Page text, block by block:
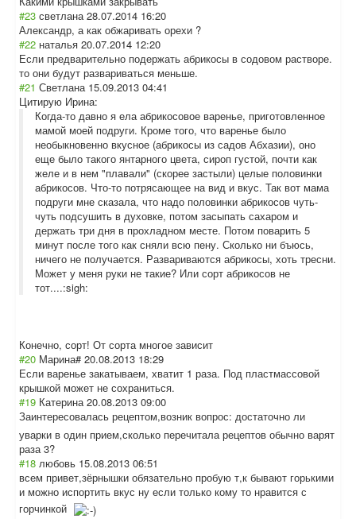
#23 светлана 28.07.2014 16:20
Александр, а как обжаривать орехи ?
#22 наталья 20.07.2014 12:20
Если предварительно подержать абрикосы в содовом растворе.
то они будут развариваться меньше.
#21 Светлана 15.09.2013 04:41
Цитирую Ирина:
Когда-то давно я ела абрикосовое варенье, приготовленное
мамой моей подруги. Кроме того, что варенье было
необыкновенно вкусное (абрикосы из садов Абхазии), оно
еще было такого янтарного цвета, сироп густой, почти как
желе и в нем "плавали" (скорее застыли) целые половинки
абрикосов. Что-то потрясающее на вид и вкус. Так вот мама
подруги мне сказала, что надо половинки абрикосов чуть-
чуть подсушить в духовке, потом засыпать сахаром и
держать три дня в прохладном месте. Потом поварить 5
минут после того как сняли всю пену. Сколько ни бъюсь,
ничего не получается. Развариваются абрикосы, хоть тресни.
Может у меня руки не такие? Или сорт абрикосов не
тот....:sigh:
Конечно, сорт! От сорта многое зависит
#20 Марина# 20.08.2013 18:29
Если варенье закатываем, хватит 1 раза. Под пластмассовой
крышкой может не сохраниться.
#19 Катерина 20.08.2013 09:00
Заинтересовалась рецептом,возник вопрос: достаточно ли
уварки в один прием,сколько перечитала рецептов обычно варят
раза 3?
#18 любовь 15.08.2013 06:51
всем привет,зёрнышки обязательно пробую т,к бывают горькими
и можно испортить вкус ну если только кому то нравится с
горчинкой